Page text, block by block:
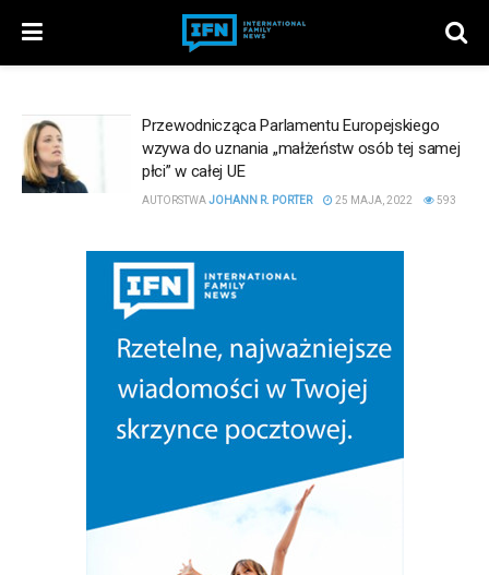
Przewodnicząca Parlamentu Europejskiego
wzywa do uznania „małżeństw osób tej samej
płci” w całej UE
AUTORSTWAJOHANN R. PORTER 25 MAJA, 2022 593